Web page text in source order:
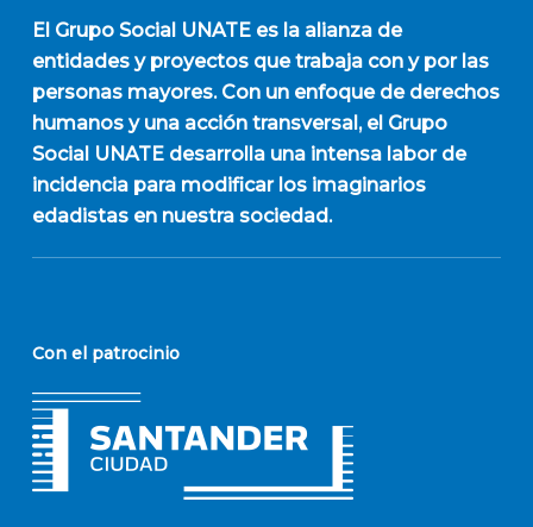
El Grupo Social UNATEes la alianza de
entidades y proyectos que trabaja con y por las
personas mayores. Con un enfoque de derechos
humanos y una acción transversal, el Grupo
Social UNATE desarrolla una intensa labor de
incidencia para modificar los imaginarios
edadistas en nuestra sociedad.
Con el patrocinio